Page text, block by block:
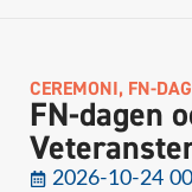
CEREMONI, FN-
FN-dagen
2026-10-24